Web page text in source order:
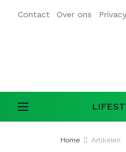
Contact Over ons
Home Artikelen